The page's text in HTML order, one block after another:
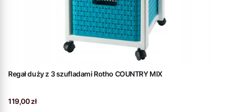
Regał duży z 3 szufladami Rotho COUNTRY MIX
Cena
119,00 zł